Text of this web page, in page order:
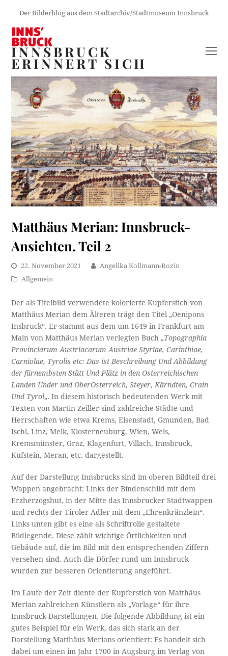
Der Bilderblog aus dem Stadtarchiv/Stadtmuseum Innsbruck
INNSBRUCK
ERINNERT SICH
Matthäus Merian: Innsbruck-
Ansichten. Teil 2
22. November 2021
Angelika Kollmann-Rozin
Allgemein
Der als Titelbild verwendete kolorierte Kupferstich von
Matthäus Merian dem Älteren trägt den Titel „Oenipons
Insbruck“. Er stammt aus dem um 1649 in Frankfurt am
Main von Matthäus Merian verlegten Buch „Topographia
Provinciarum Austriacarum Austriae Styriae, Carinthiae,
Carniolae, Tyrolis etc: Das ist Beschreibung Und Abbildung
der fürnembsten Stätt Und Plätz in den Osterreichischen
Landen Under und OberOsterreich, Steyer, Kärndten, Crain
Und Tyrol„. In diesem historisch bedeutenden Werk mit
Texten von Martin Zeiller sind zahlreiche Städte und
Herrschaften wie etwa Krems, Eisenstadt, Gmunden, Bad
Ischl, Linz, Melk, Klosterneuburg, Wien, Wels,
Kremsmünster, Graz, Klagenfurt, Villach, Innsbruck,
Kufstein, Meran, etc. dargestellt.
Auf der Darstellung Innsbrucks sind im oberen Bildteil drei
Wappen angebracht: Links der Bindenschild mit dem
Erzherzogshut, in der Mitte das Innsbrucker Stadtwappen
und rechts der Tiroler Adler mit dem „Ehrenkränzlein“.
Links unten gibt es eine als Schriftrolle gestaltete
Bildlegende. Diese zählt wichtige Örtlichkeiten und
Gebäude auf, die im Bild mit den entsprechenden Ziffern
versehen sind. Auch die Dörfer rund um Innsbruck
wurden zur besseren Orientierung angeführt.
Im Laufe der Zeit diente der Kupferstich von Matthäus
Merian zahlreichen Künstlern als „Vorlage“ für ihre
Innsbruck-Darstellungen. Die folgende Abbildung ist ein
gutes Beispiel für ein Werk, das sich stark an der
Darstellung Matthäus Merians orientiert: Es handelt sich
dabei um einen im Jahr 1700 in Augsburg im Verlag von